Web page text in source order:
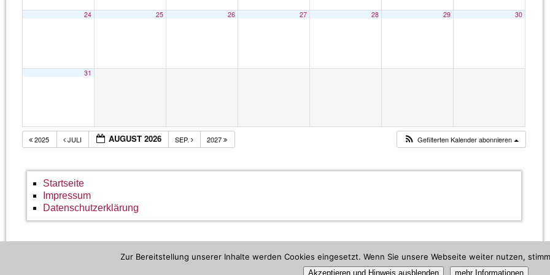
24 25 26 27 28 29 30
31
2025 JULI AUGUST 2026 SEP. 2027 Gefilterten Kalender abonnieren
Startseite
Impressum
Datenschutzerklärung
Zur Bereitstellung unserer Inhalte werden Cookies eingesetzt. Wenn Sie unsere Webseite weiter nutzen,
Akzeptieren und Hinweis ausblenden mehr Informationen